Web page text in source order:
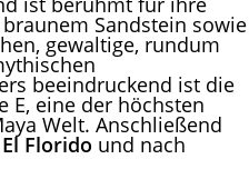
Sandstein sowie
gewaltige, rundum
beeindruckend ist die
E, eine der höchsten
Welt. Anschließend
El Florido und nach